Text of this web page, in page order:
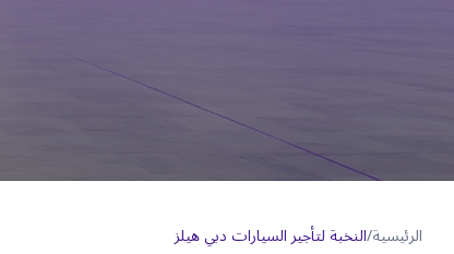
الرئيسية/النخبة لتأجير السيارات دبي هيلز